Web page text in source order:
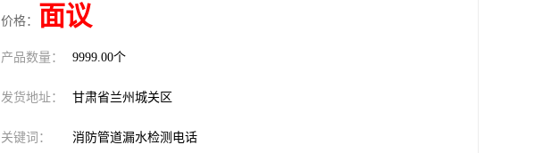
价格： 面议
产品数量： 9999.00个
发货地址： 甘肃省兰州城关区
关键词： 消防管道漏水检测电话